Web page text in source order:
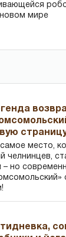
мире
самое место,
челнинцев,
– но